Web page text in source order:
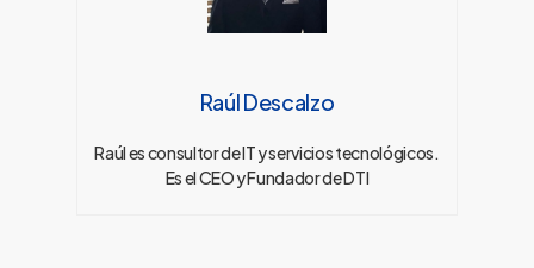
Raúl Descalzo
Raúl es consultor de IT y servicios tecnológicos.
Es el CEO y Fundador de DTI